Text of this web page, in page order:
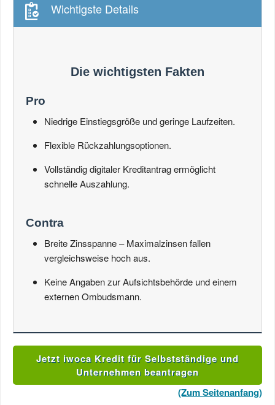
Wichtigste Details
Die wichtigsten Fakten
Pro
Niedrige Einstiegsgröße und geringe Laufzeiten.
Flexible Rückzahlungsoptionen.
Vollständig digitaler Kreditantrag ermöglicht
schnelle Auszahlung.
Contra
Breite Zinsspanne – Maximalzinsen fallen
vergleichsweise hoch aus.
Keine Angaben zur Aufsichtsbehörde und einem
externen Ombudsmann.
Jetzt iwoca Kredit für Selbstständige und
Unternehmen beantragen
(Zum Seitenanfang)